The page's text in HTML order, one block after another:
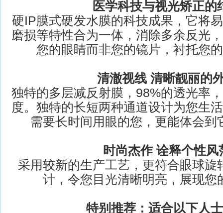
医学科技与视光矫正的
硬IP膜式硬发水膜的科技成果，它将
磨损等特性合为一体，消除多余反光
您的眼睛而非您的镜片，衬托您
清澈视线 清晰靓丽的
独特的多层减反射膜，98%的透光率
度。独特的长短两种通道设计为您生
需要长时间用眼的您，更能体会到
时尚杰作 诠释个性风
采用较新的生产工艺，更符合眼球旋
计，令您目光清晰明亮，展现您
特别推荐：适合以下人